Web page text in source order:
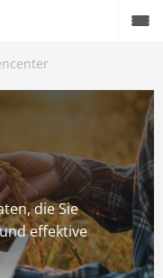
die Sie
effektive